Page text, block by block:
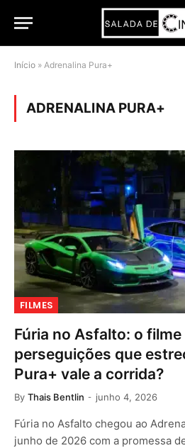
Início » Adrenalina Pura+
ADRENALINA PURA+
FILMES
Fúria no Asfalto: o
perseguições que
Pura+ vale a corrida?
By Thais Bentlin junho 4, 2026
Fúria no Asfalto chegou ao
junho de 2026 com a promessa